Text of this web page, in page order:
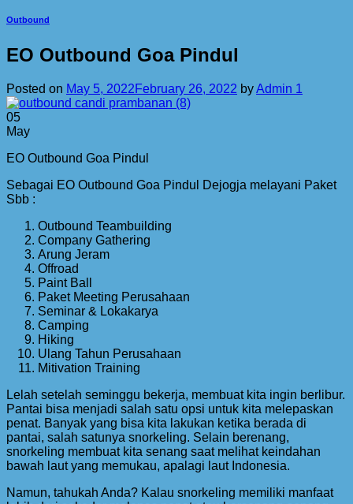
Outbound
EO Outbound Goa Pindul
Posted on May 5, 2022February 26, 2022 byAdmin 1
05
May
EO Outbound Goa Pindul
Sebagai EO Outbound Goa Pindul Dejogja melayani Paket
Sbb :
Outbound Teambuilding
Company Gathering
Arung Jeram
Offroad
Paint Ball
Paket Meeting Perusahaan
Seminar & Lokakarya
Camping
Hiking
Ulang Tahun Perusahaan
Mitivation Training
Lelah setelah seminggu bekerja, membuat kita ingin berlibur.
Pantai bisa menjadi salah satu opsi untuk kita melepaskan
penat. Banyak yang bisa kita lakukan ketika berada di
pantai, salah satunya snorkeling. Selain berenang,
snorkeling membuat kita senang saat melihat keindahan
bawah laut yang memukau, apalagi laut Indonesia.
Namun, tahukah Anda? Kalau snorkeling memiliki manfaat